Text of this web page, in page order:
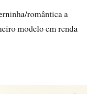
romântica a
modelo em renda